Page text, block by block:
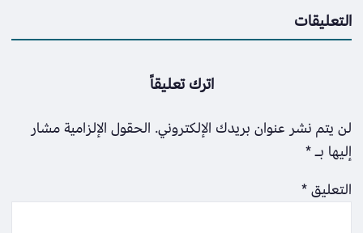
التعليقات
اترك تعليقاً
لن يتم نشر عنوان بريدك الإلكتروني. الحقول الإلزامية مشار
إليها بـ*
التعليق*